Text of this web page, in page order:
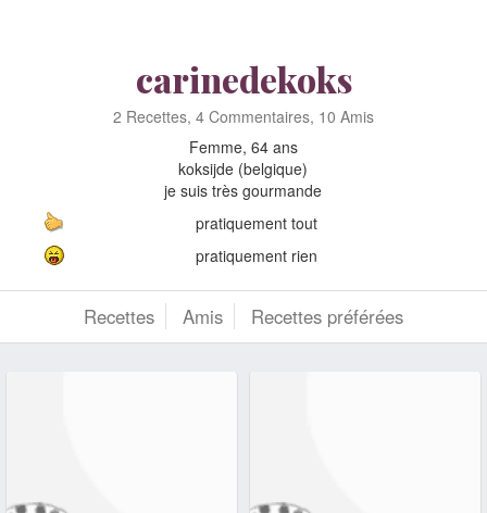
carinedekoks
2 Recettes, 4 Commentaires, 10 Amis
Femme, 64 ans
koksijde (belgique)
je suis très gourmande
pratiquement tout
pratiquement rien
Recettes Amis Recettes préférées